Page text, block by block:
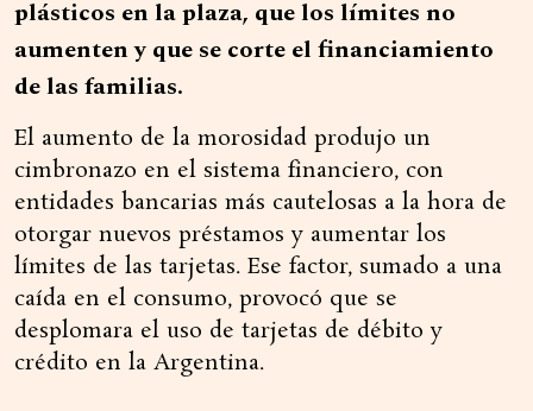
plásticos en la plaza, que los límites no
aumenten y que se corte el financiamiento
de las familias.
El aumento de la morosidad produjo un
cimbronazo en el sistema financiero, con
entidades bancarias más cautelosas a la hora de
otorgar nuevos préstamos y aumentar los
límites de las tarjetas. Ese factor, sumado a una
caída en el consumo, provocó que se
desplomara el uso de tarjetas de débito y
crédito en la Argentina.